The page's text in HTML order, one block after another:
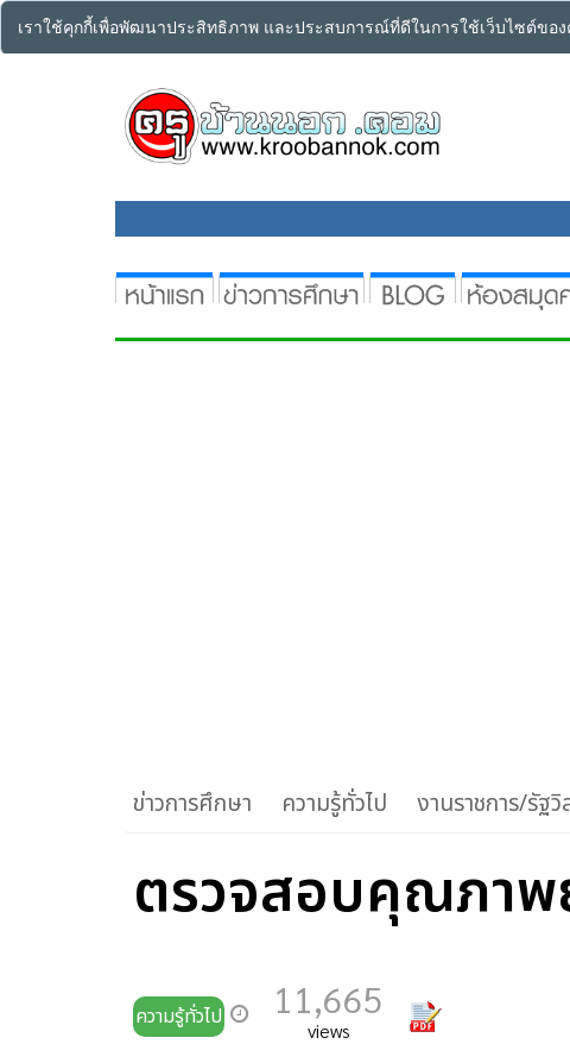
เราใช้คุกกี้เพื่อพัฒนาประสิทธิภาพ และประสบการณ์ที่ดีในการใช้เว็บไซต์ขอ
ข่าวการศึกษา ความรู้ทั่วไป งานราชการ/รัฐ
ตรวจสอบคุณภาพ
ความรู้ทั่วไป 11,665
views